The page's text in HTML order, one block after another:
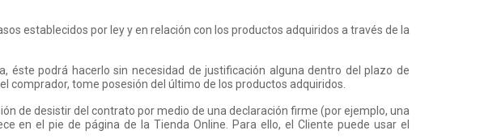
establecidos por ley y en relación con los productos adquiridos a través de la
éste podrá hacerlo sin necesidad de justificación alguna dentro del plazo de
comprador, tome posesión del último de los productos adquiridos.
de desistir del contrato por medio de una declaración firme (por ejemplo, una
en el pie de página de la Tienda Online. Para ello, el Cliente puede usar el